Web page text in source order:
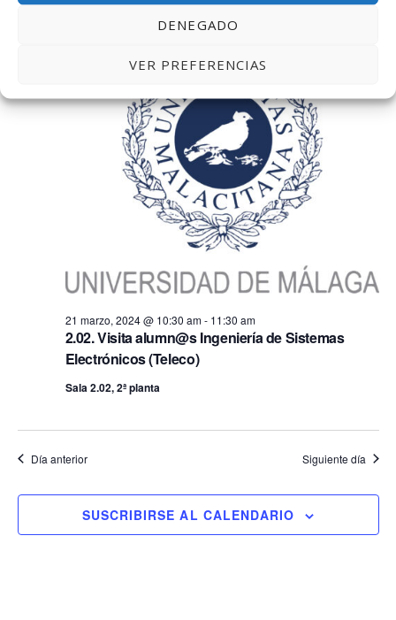
DENEGADO
VER PREFERENCIAS
2.02. Visita alumn@s Ingeniería de Sistemas
Electrónicos (Teleco)
21 marzo, 2024 @ 10:30 am- 11:30 am
Sala 2.02, 2ª planta
Día anterior Siguiente día
SUSCRIBIRSE AL CALENDARIO